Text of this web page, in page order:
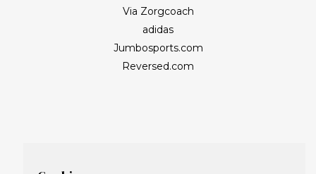
Via Zorgcoach
adidas
Jumbosports.com
Reversed.com